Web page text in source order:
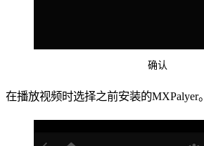
确认
在播放视频时选择之前安装的MXPalyer。